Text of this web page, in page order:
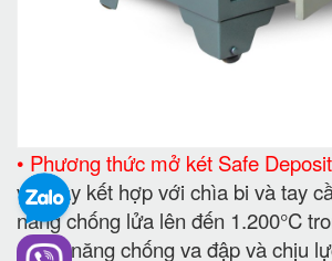
• Phương thức mở két Safe
vân tay kết hợp với chìa bi và tay
năng chống lửa lên đến 1.200°C
• Khả năng chống va đập và chịu